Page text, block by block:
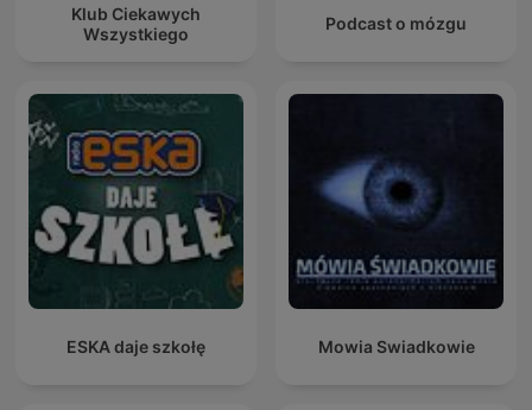
Klub Ciekawych
Wszystkiego
Podcast o mózgu
ESKA daje szkołę Mowia Swiadkowie